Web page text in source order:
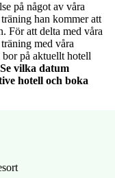
på något av våra
han kommer att
För att delta med våra
med våra
på aktuellt hotell
Se vilka datum
hotell och boka